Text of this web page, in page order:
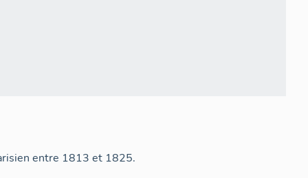
entre 1813 et 1825.